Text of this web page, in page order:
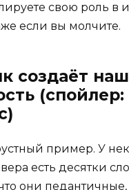
свою роль в
если вы молчите.
создаёт
(спойлер:
пример. У
есть десятки
они педантичные,